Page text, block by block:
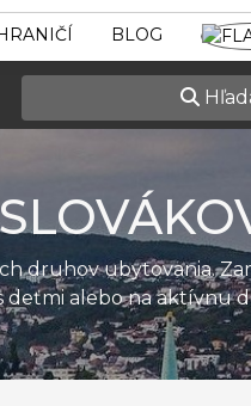
BLOG
druhov ubytovania.
deťmi alebo na aktívnu